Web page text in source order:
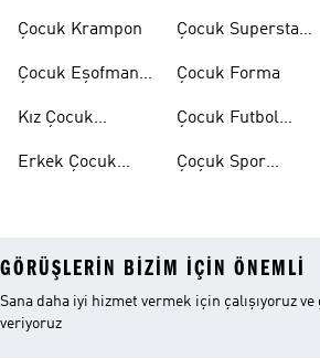
Çocuk Krampon
Çocuk Eşofman
Kız Çocuk
Erkek Çocuk
Çocuk Superstar
Çocuk Forma
Çocuk Futbol
Çoçuk Spor
GÖRÜŞLERIN BIZIM IÇIN ÖNEMLI
Sana daha iyi hizmet vermek için çalışıyoruz
veriyoruz